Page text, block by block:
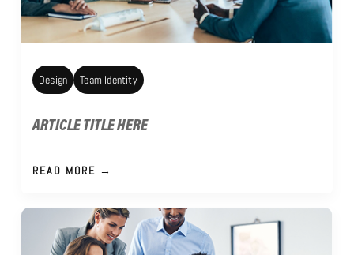
Design Team Identity
ARTICLE TITLE HERE
READ MORE →